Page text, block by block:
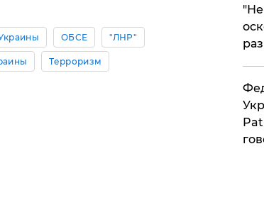
ОБСЕ "ЛНР"
Терроризм